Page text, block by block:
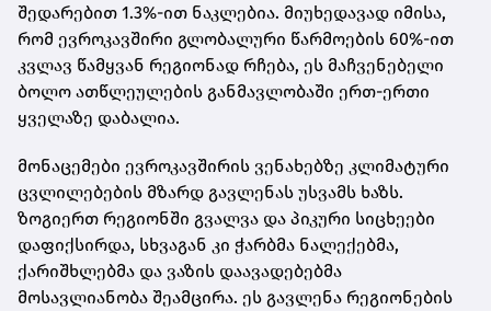
შედარებით 1.3%-ით ნაკლებია. მიუხედავად იმისა,
რომ ევროკავშირი გლობალური წარმოების 60%-ით
კვლავ წამყვან რეგიონად რჩება, ეს მაჩვენებელი
ბოლო ათწლეულების განმავლობაში ერთ-ერთი
ყველაზე დაბალია.
მონაცემები ევროკავშირის ვენახებზე კლიმატური
ცვლილებების მზარდ გავლენას უსვამს ხაზს.
ზოგიერთ რეგიონში გვალვა და პიკური სიცხეები
დაფიქსირდა, სხვაგან კი ჭარბმა ნალექებმა,
ქარიშხლებმა და ვაზის დაავადებებმა
მოსავლიანობა შეამცირა. ეს გავლენა რეგიონების